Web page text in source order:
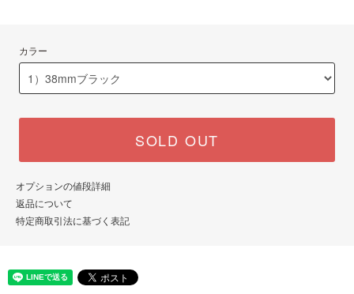
カラー
SOLD OUT
オプションの値段詳細
返品について
特定商取引法に基づく表記